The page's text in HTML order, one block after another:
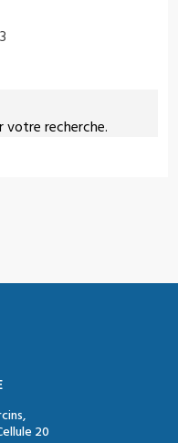
votre recherche.
20